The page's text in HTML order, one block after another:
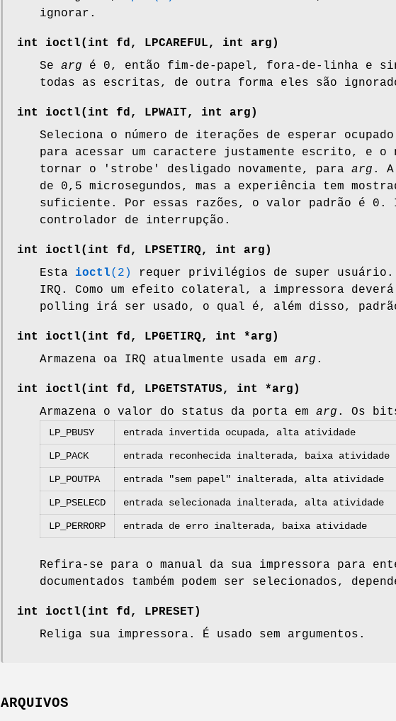
ignorar.
int ioctl(int fd, LPCAREFUL, int arg )
Se arg é 0, então fim-de-papel, fora-de-linha e
todas as escritas, de outra forma eles são
int ioctl(int fd, LPWAIT, int arg )
Seleciona o número de iterações de esperar
para acessar um caractere justamente escrito, e o
tornar o 'strobe' desligado novamente, para arg .
de 0,5 microsegundos, mas a experiência tem
suficiente. Por essas razões, o valor padrão é 0.
controlador de interrupção.
int ioctl(int fd, LPSETIRQ, int arg )
Esta ioctl(2) requer privilégios de super usuário.
IRQ. Como um efeito colateral, a impressora
polling irá ser usado, o qual é, além disso,
int ioctl(int fd, LPGETIRQ, int *arg )
Armazena oa IRQ atualmente usada em arg .
int ioctl(int fd, LPGETSTATUS, int *arg )
Armazena o valor do status da porta em arg . Os
LP_PBUSY entrada invertida ocupada, alta atividade
LP_PACK entrada reconhecida inalterada, baixa atividade
LP_POUTPA entrada "sem papel" inalterada, alta atividade
LP_PSELECD entrada selecionada inalterada, alta atividade
LP_PERRORP entrada de erro inalterada, baixa atividade
Refira-se para o manual da sua impressora para
documentados também podem ser selecionados,
int ioctl(int fd, LPRESET)
Religa sua impressora. É usado sem argumentos.
ARQUIVOS